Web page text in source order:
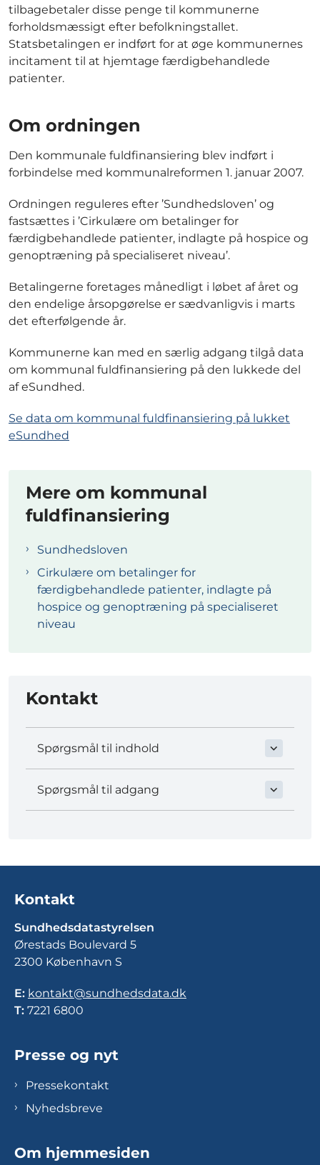
tilbagebetaler disse penge til kommunerne
forholdsmæssigt efter befolkningstallet.
Statsbetalingen er indført for at øge kommunernes
incitament til at hjemtage færdigbehandlede
patienter.
Om ordningen
Den kommunale fuldfinansiering blev indført i
forbindelse med kommunalreformen 1. januar 2007.
Ordningen reguleres efter ’Sundhedsloven’ og
fastsættes i ’Cirkulære om betalinger for
færdigbehandlede patienter, indlagte på hospice og
genoptræning på specialiseret niveau’.
Betalingerne foretages månedligt i løbet af året og
den endelige årsopgørelse er sædvanligvis i marts
det efterfølgende år.
Kommunerne kan med en særlig adgang tilgå data
om kommunal fuldfinansiering på den lukkede del
af eSundhed.
Se data om kommunal fuldfinansiering på lukket
eSundhed
Mere om kommunal
fuldfinansiering
Sundhedsloven
Cirkulære om betalinger for
færdigbehandlede patienter, indlagte på
hospice og genoptræning på specialiseret
niveau
Kontakt
Spørgsmål til indhold
Spørgsmål til adgang
Kontakt
Sundhedsdatastyrelsen
Ørestads Boulevard 5
2300 København S
E: kontakt@sundhedsdata.dk
T: 7221 6800
Presse og nyt
Pressekontakt
Nyhedsbreve
Om hjemmesiden